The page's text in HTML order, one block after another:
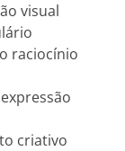
visual
raciocínio
criativo